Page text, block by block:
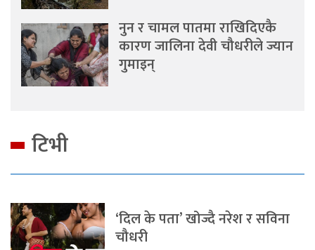
नुन र चामल पातमा राखिदिएकै
कारण जालिना देवी चौधरीले ज्यान
गुमाइन्
टिभी
‘दिल के पता’ खोज्दै नरेश र सविना
चौधरी